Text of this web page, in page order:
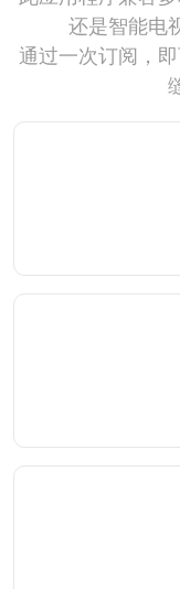
还是智能电
通过一次订阅，